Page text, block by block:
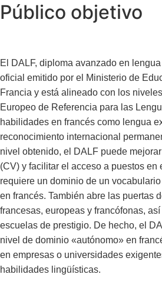
Público objetivo
El DALF, diploma avanzado en
oficial emitido por el Ministerio de
Francia y está alineado con los
Europeo de Referencia para las
habilidades en francés como lengua
reconocimiento internacional
nivel obtenido, el DALF puede
(CV) y facilitar el acceso a puestos en
requiere un dominio de un
en francés. También abre las puertas
francesas, europeas y francófonas,
escuelas de prestigio. De hecho, el
nivel de dominio «autónomo» en
en empresas o universidades
habilidades lingüísticas.